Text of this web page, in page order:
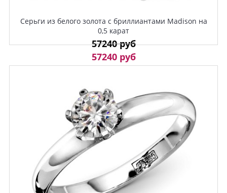
Серьги из белого золота с бриллиантами Madison на
0,5 карат
57240 руб
57240 руб